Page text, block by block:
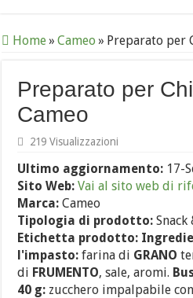
Home» Cameo » Preparato per
Preparato per
Cameo
219 Visualizzazioni
Ultimo aggiornamento: 17-
Sito Web: Vai al sito web di
Marca: Cameo
Tipologia di prodotto: Snack
Etichetta prodotto:
l'impasto: farina di GRANO
di FRUMENTO, sale, aromi.
40 g: zucchero impalpabile